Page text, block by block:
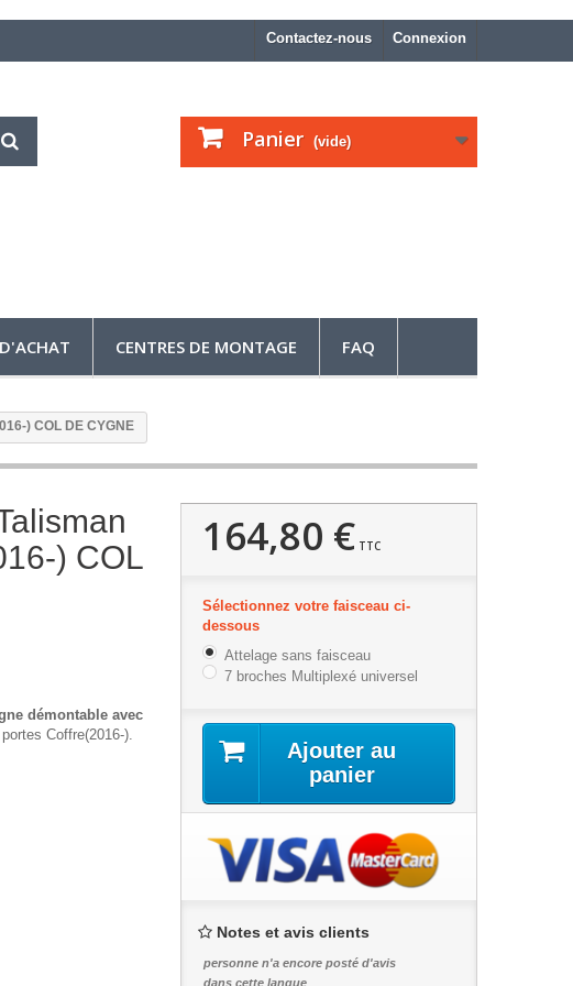
Connexion
Contactez-nous
Panier (vide)
CENTRES DE MONTAGE FAQ
) COL DE CYGNE
) COL
démontable avec
Coffre(2016-).
164,80 € TTC
Sélectionnez votre faisceau ci-
dessous
Attelage sans faisceau
7 broches Multiplexé universel
Ajouter au
panier
Notes et avis clients
personne n'a encore posté d'avis
dans cette langue